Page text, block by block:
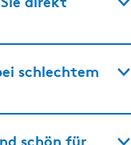
schlechtem
schön für